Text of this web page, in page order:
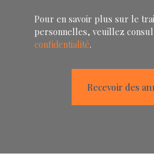
Pour en savoir plus sur le
personnelles, veuillez
confidentialité.
Recevoir des